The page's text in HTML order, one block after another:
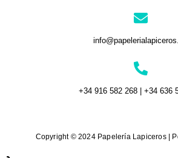
+34 916 582 268 | +34 636
Copyright © 2024 Papelería Lapiceros |